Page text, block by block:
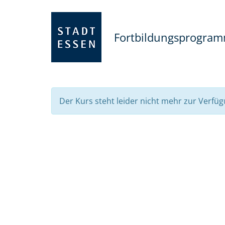
Der Kurs steht leider nicht mehr zur